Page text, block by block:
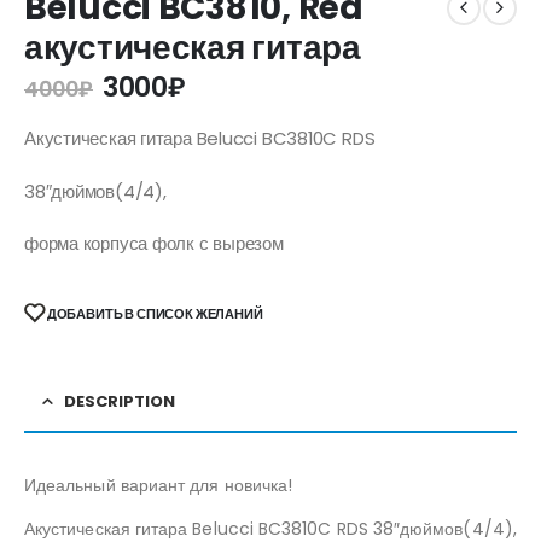
акустическая гитара
4000₽ 3000₽
Акустическая гитара Belucci BC3810C RDS
38″дюймов(4/4),
форма корпуса фолк с вырезом
ДОБАВИТЬ В СПИСОК ЖЕЛАНИЙ
DESCRIPTION
Идеальный вариант для новичка!
Акустическая гитара Belucci BC3810C RDS 38″дюймов(4/4),